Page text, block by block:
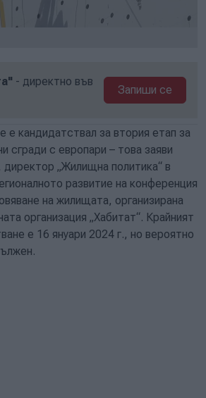
- директно във
Запиши се
е кандидатствал за втория етап за
сгради с европари – това заяви
„Жилищна политика“ в
развитие на конференция
на жилищата, организирана
организация „Хабитат“. Крайният
е 16 януари 2024 г., но вероятно